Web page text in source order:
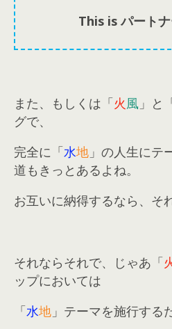
This isパートナ
また、もしくは「火風 」と
グで、
完全に「水地 」の人生にテ
道もきっとあるよね。
お互いに納得するなら、そ
それならそれで、じゃあ「
ップにおいては
「水地 」テーマを施行する